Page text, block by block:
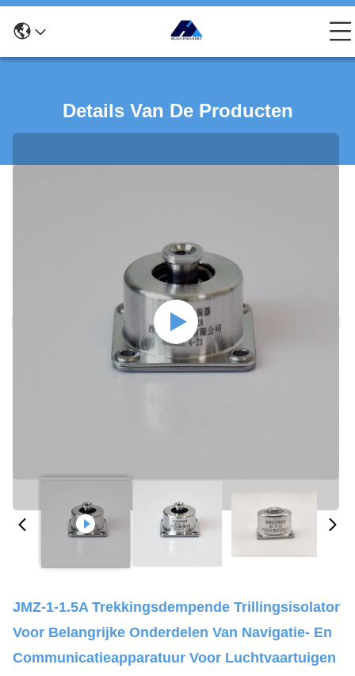
Details Van De Producten
JMZ-1-1.5A Trekkingsdempende Trillingsisolator
Voor Belangrijke Onderdelen Van Navigatie- En
Communicatieapparatuur Voor Luchtvaartuigen